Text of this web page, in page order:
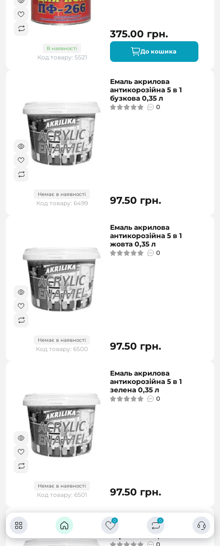
0 0
В наявності
Код товару: 5521
375.00 грн.
До кошика
Немає в наявності
Код товару: 6499
Емаль акрилова
антикорозійна 5 в 1
бузкова 0,35 л
0
97.50 грн.
Немає в наявності
Код товару: 6500
Емаль акрилова
антикорозійна 5 в 1
жовта 0,35 л
0
97.50 грн.
Немає в наявності
Код товару: 6501
Емаль акрилова
антикорозійна 5 в 1
зелена 0,35 л
0
97.50 грн.
Емаль акрилова
антикорозійна 5 в 1
коричнева 0,35 л
0